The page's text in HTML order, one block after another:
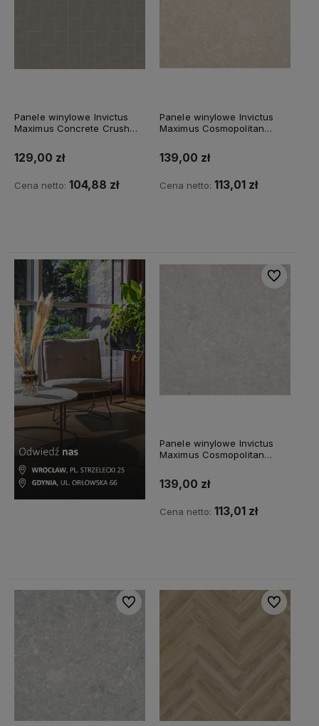
Panele winylowe Invictus
Maximus Concrete Crush
129,00 zł
Cena netto: 104,88 zł
Panele winylowe Invictus
Maximus Cosmopolitan
Golden Cream
139,00 zł
Cena netto: 113,01 zł
Panele winylowe Invictus
Maximus Cosmopolitan
Seashore
139,00 zł
Cena netto: 113,01 zł
Do
Do ulubionych Do